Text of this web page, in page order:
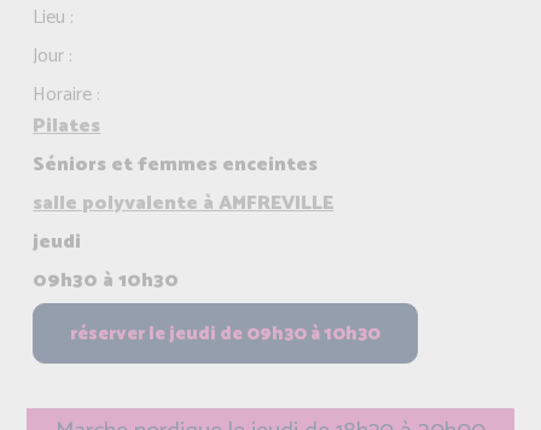
Lieu :
Jour :
Horaire :
Pilates
Séniors et femmes enceintes
salle polyvalente à AMFREVILLE
jeudi
09h30 à 10h30